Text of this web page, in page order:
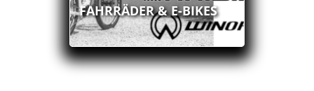
FAHRRÄDER & E-BIKES